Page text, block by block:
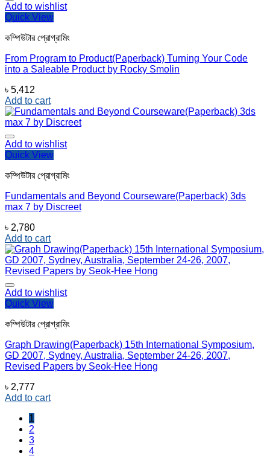
Add to wishlist
Quick View
কম্পিউটার প্রোগ্রামিং
From Program to Product(Paperback) Turning Your Code
into a Saleable Product by Rocky Smolin
৳ 5,412
Add to cart
Add to wishlist
Quick View
কম্পিউটার প্রোগ্রামিং
Fundamentals and Beyond Courseware(Paperback) 3ds
max 7 by Discreet
৳ 2,780
Add to cart
Add to wishlist
Quick View
কম্পিউটার প্রোগ্রামিং
Graph Drawing(Paperback) 15th International Symposium,
GD 2007, Sydney, Australia, September 24-26, 2007,
Revised Papers by Seok-Hee Hong
৳ 2,777
Add to cart
1
2
3
4